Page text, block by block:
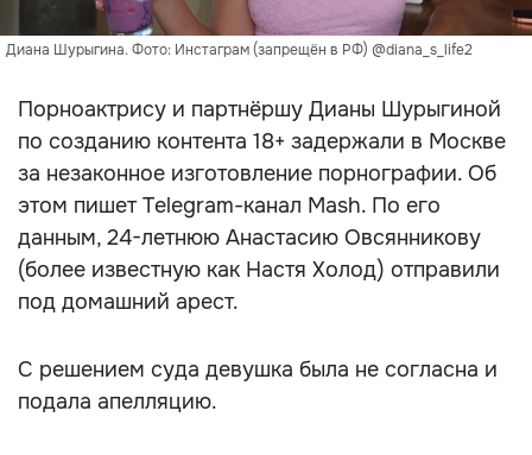
Диана Шурыгина. Фото: Инстаграм (запрещён в РФ) @diana_s_life2
Порноактрису и партнёршу Дианы Шурыгиной
по созданию контента 18+ задержали в Москве
за незаконное изготовление порнографии. Об
этом пишет Telegram-канал Mash. По его
данным, 24-летнюю Анастасию Овсянникову
(более известную как Настя Холод) отправили
под домашний арест.
С решением суда девушка была не согласна и
подала апелляцию.